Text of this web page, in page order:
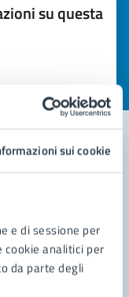
sui cookie
e di sessione per
analitici per
da parte degli
su questa
stelle)la chiarezza delle